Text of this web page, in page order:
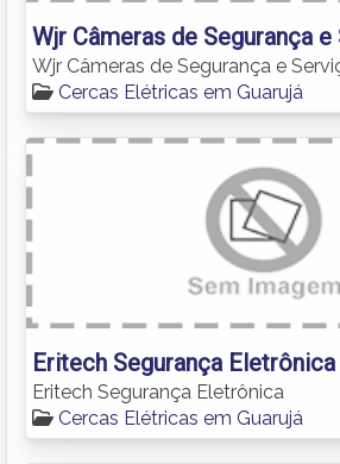
Wjr Câmeras de Segurança
Wjr Câmeras de Segurança e
Cercas Elétricas em Guarujá
Eritech Segurança Eletrônica
Eritech Segurança Eletrônica
Cercas Elétricas em Guarujá